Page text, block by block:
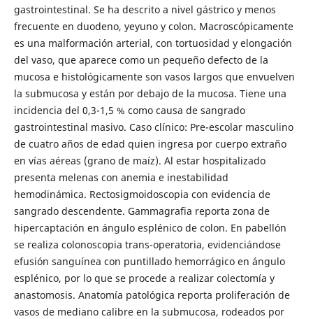
gastrointestinal. Se ha descrito a nivel gástrico y menos
frecuente en duodeno, yeyuno y colon. Macroscópicamente
es una malformación arterial, con tortuosidad y elongación
del vaso, que aparece como un pequeño defecto de la
mucosa e histológicamente son vasos largos que envuelven
la submucosa y están por debajo de la mucosa. Tiene una
incidencia del 0,3-1,5 % como causa de sangrado
gastrointestinal masivo. Caso clínico: Pre-escolar masculino
de cuatro años de edad quien ingresa por cuerpo extraño
en vías aéreas (grano de maíz). Al estar hospitalizado
presenta melenas con anemia e inestabilidad
hemodinámica. Rectosigmoidoscopia con evidencia de
sangrado descendente. Gammagrafia reporta zona de
hipercaptación en ángulo esplénico de colon. En pabellón
se realiza colonoscopia trans-operatoria, evidenciándose
efusión sanguínea con puntillado hemorrágico en ángulo
esplénico, por lo que se procede a realizar colectomía y
anastomosis. Anatomía patológica reporta proliferación de
vasos de mediano calibre en la submucosa, rodeados por